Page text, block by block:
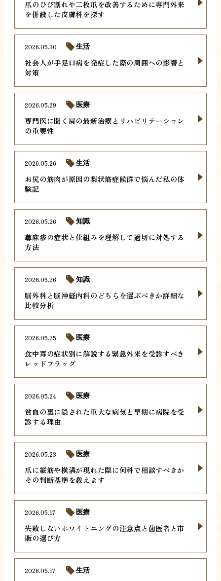
爪のひび割れや二枚爪を改善するために専門外来
を併設した皮膚科を探す
社会人が手足口病を発症した際の周囲への影響と
対策
2026.05.30 生活
専門医に聞く肩の最新治療とリハビリテーション
の重要性
2026.05.29 医療
お尻の筋肉が原因の梨状筋症候群で悩んだ私の体
験記
2026.05.26 生活
蕁麻疹の症状と仕組みを理解して適切に対処する
方法
2026.05.26 知識
脳外科と脳神経内科のどちらを選ぶべきか詳細な
比較分析
2026.05.26 知識
食中毒の症状別に解説する緊急外来を受診すべき
レッドフラッグ
2026.05.25 医療
貧血の裏に隠された重大な病気と早期に病院を受
診する理由
2026.05.24 医療
爪に縦筋や横溝が現れた際に何科で相談すべきか
その判断基準を教えます
2026.05.23 医療
失敗しないホワイトニングの注意点と歯医者と市
販の選び方
2026.05.17 医療
2026.05.17 生活